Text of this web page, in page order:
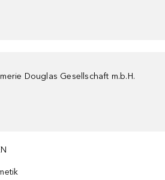
Douglas Gesellschaft m.b.H.